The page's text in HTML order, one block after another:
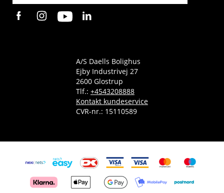
A/S Daells Bolighus
Ejby Industrivej 27
2600 Glostrup
Tlf.: +4543208888
Kontakt kundeservice
CVR-nr.: 15110589